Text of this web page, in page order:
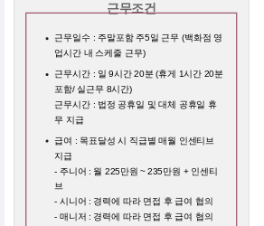
근무조건
근무일수 : 주말포함 주5일 근무 (백화점 영
업시간 내 스케줄 근무)
근무시간 : 일 9시간 20분 (휴게 1시간 20분
포함/ 실근무 8시간)
근무시간 : 법정 공휴일 및 대체 공휴일 휴
무 지급
급여 : 목표달성 시 직급별 매월 인센티브
지급
- 주니어 : 월 225만원 ~ 235만원 + 인센티
브
- 시니어 : 경력에 따라 면접 후 급여 협의
- 매니저 : 경력에 따라 면접 후 급여 협의